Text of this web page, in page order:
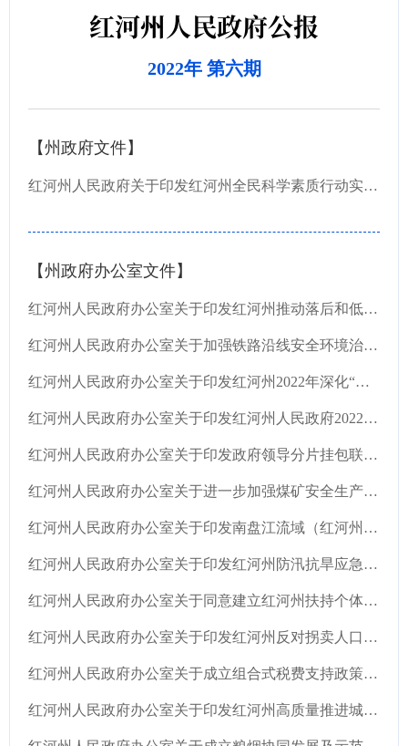
红河州人民政府公报
2022年 第六期
【州政府文件】
红河州人民政府关于印发红河州全民科学素质行动实施方案（2021—2025年）的通知
【州政府办公室文件】
红河州人民政府办公室关于印发红河州推动落后和低端低效产能退出工作方案的通知
红河州人民政府办公室关于加强铁路沿线安全环境治理工作的实施意见
红河州人民政府办公室关于印发红河州2022年深化“放管服”改革工作要点项目化清单的通知
红河州人民政府办公室关于印发红河州人民政府2022年度挂牌督办安全生产重大隐患名单的通知
红河州人民政府办公室关于印发政府领导分片挂包联系煤矿安全生产工作机制的通知
红河州人民政府办公室关于进一步加强煤矿安全生产工作的实施意见
红河州人民政府办公室关于印发南盘江流域（红河州段）河湖保护治理行动方案的通知
红河州人民政府办公室关于印发红河州防汛抗旱应急预案的通知
红河州人民政府办公室关于同意建立红河州扶持个体工商户发展部门联席会议制度的函
红河州人民政府办公室关于印发红河州反对拐卖人口行动计划实施方案（2021—2030年）的通知
红河州人民政府办公室关于成立组合式税费支持政策落实工作领导小组的通知
红河州人民政府办公室关于印发红河州高质量推进城镇老旧小区和城中村改造升级工作方案的通知